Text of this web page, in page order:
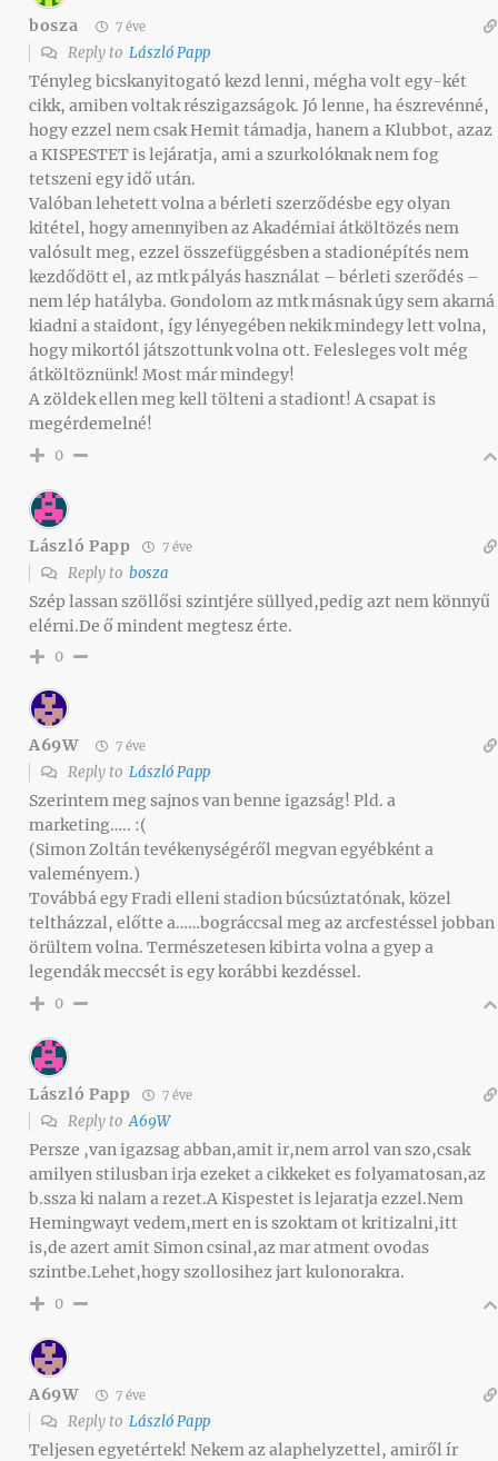
bosza 7 éve
Reply to László Papp
Tényleg bicskanyitogató kezd lenni, mégha volt egy-két
cikk, amiben voltak részigazságok. Jó lenne, ha észrevénné,
hogy ezzel nem csak Hemit támadja, hanem a Klubbot, azaz
a KISPESTET is lejáratja, ami a szurkolóknak nem fog
tetszeni egy idő után.
Valóban lehetett volna a bérleti szerződésbe egy olyan
kitétel, hogy amennyiben az Akadémiai átköltözés nem
valósult meg, ezzel összefüggésben a stadionépítés nem
kezdődött el, az mtk pályás használat – bérleti szerődés –
nem lép hatályba. Gondolom az mtk másnak úgy sem akarná
kiadni a staidont, így lényegében nekik mindegy lett volna,
hogy mikortól játszottunk volna ott. Felesleges volt még
átköltöznünk! Most már mindegy!
A zöldek ellen meg kell tölteni a stadiont! A csapat is
megérdemelné!
0
László Papp 7 éve
Reply to bosza
Szép lassan szöllősi szintjére süllyed,pedig azt nem könnyű
elérni.De ő mindent megtesz érte.
0
A69W 7 éve
Reply to László Papp
Szerintem meg sajnos van benne igazság! Pld. a
marketing….. :(
(Simon Zoltán tevékenységéről megvan egyébként a
valeményem.)
Továbbá egy Fradi elleni stadion búcsúztatónak, közel
teltházzal, előtte a……bográccsal meg az arcfestéssel jobban
örültem volna. Természetesen kibirta volna a gyep a
legendák meccsét is egy korábbi kezdéssel.
0
László Papp 7 éve
Reply toA69W
Persze ,van igazsag abban,amit ir,nem arrol van szo,csak
amilyen stilusban irja ezeket a cikkeket es folyamatosan,az
b.ssza ki nalam a rezet.A Kispestet is lejaratja ezzel.Nem
Hemingwayt vedem,mert en is szoktam ot kritizalni,itt
is,de azert amit Simon csinal,az mar atment ovodas
szintbe.Lehet,hogy szollosihez jart kulonorakra.
0
A69W 7 éve
Reply to László Papp
Teljesen egyetértek! Nekem az alaphelyzettel, amiről ír